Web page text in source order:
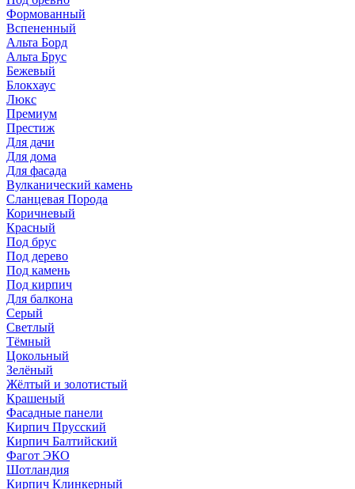
Формованный
Вспененный
Альта Борд
Альта Брус
Бежевый
Блокхаус
Люкс
Премиум
Престиж
Для дачи
Для дома
Для фасада
Вулканический камень
Сланцевая Порода
Коричневый
Красный
Под брус
Под дерево
Под камень
Под кирпич
Для балкона
Серый
Светлый
Тёмный
Цокольный
Зелёный
Жёлтый и золотистый
Крашеный
Фасадные панели
Кирпич Прусский
Кирпич Балтийский
Фагот ЭКО
Шотландия
Кирпич Клинкерный